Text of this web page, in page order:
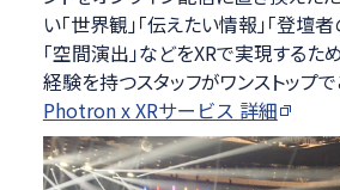
い「世界観」「伝えたい情報」「登壇
「空間演出」などをXRで実現するた
経験を持つスタッフがワンストップで
Photron x XRサービス 詳細